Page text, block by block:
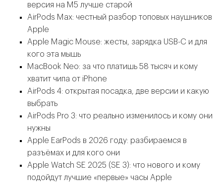
версия на M5 лучше старой
AirPods Max: честный разбор топовых наушников
Apple
Apple Magic Mouse: жесты, зарядка USB-C и для
кого эта мышь
MacBook Neo: за что платишь 58 тысяч и кому
хватит чипа от iPhone
AirPods 4: открытая посадка, две версии и какую
выбрать
AirPods Pro 3: что реально изменилось и кому они
нужны
Apple EarPods в 2026 году: разбираемся в
разъёмах и для кого они
Apple Watch SE 2025 (SE 3): что нового и кому
подойдут лучшие «первые» часы Apple